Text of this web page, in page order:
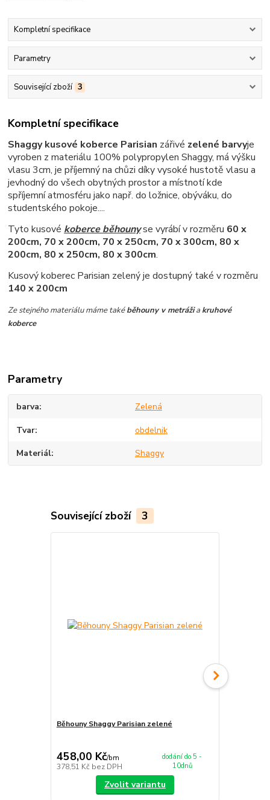
Kompletní specifikace
Parametry
Související zboží 3
Kompletní specifikace
Shaggy kusové koberce Parisian zářivé zelené barvyje
vyroben z materiálu 100% polypropylen Shaggy,má výšku
vlasu 3cm,je příjemný na chůzi díky vysoké hustotě vlasu a
jevhodný do všech obytných prostor a místnotí kde
spříjemní atmosféru jako např. do ložnice, obýváku, do
studentského pokoje....
Tyto kusové koberce běhounyse vyrábí v rozměru 60 x
200cm, 70 x 200cm, 70 x 250cm, 70 x 300cm, 80 x
200cm, 80 x 250cm, 80 x 300cm.
Kusový koberec Parisian zelený je dostupný také v rozměru
140 x 200cm
Ze stejného materiálu máme takéběhouny v metrážia kruhové
koberce
Parametry
barva Zelená
Tvar obdelnik
Materiál Shaggy
Související zboží 3
Běhouny Shaggy Parisian zelené
458,00 Kč/bm
378,51 Kč bez DPH
dodání do 5 -
10dnů
Zvolit variantu